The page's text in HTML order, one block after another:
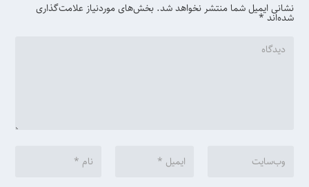
نشانی ایمیل شما منتشر نخواهد شد. بخش‌های موردنیاز علامت‌گذاری
شده‌اند*